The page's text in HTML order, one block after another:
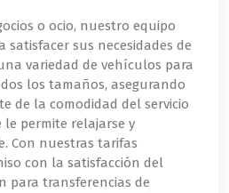
o ocio, nuestro equipo
satisfacer sus necesidades de
variedad de vehículos para
los tamaños, asegurando
de la comodidad del servicio
permite relajarse y
Con nuestras tarifas
con la satisfacción del
para transferencias de